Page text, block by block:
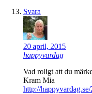
Svara
20 april, 2015
happyvardag
Vad roligt att du
Kram Mia
http://